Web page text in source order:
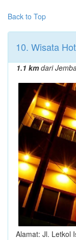
Back to Top
10. Wisata
1.1 kmdari
Alamat: Jl. Letkol